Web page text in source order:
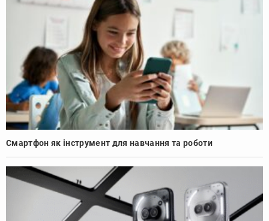
Смартфон як інструмент для навчання та роботи